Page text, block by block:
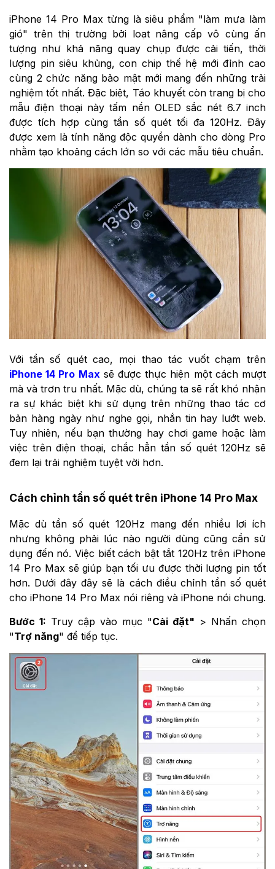
iPhone 14 Pro Max từng là siêu phẩm "làm mưa làm
gió" trên thị trường bởi loạt nâng cấp vô cùng ấn
tượng như khả năng quay chụp được cải tiến, thời
lượng pin siêu khủng, con chip thế hệ mới đỉnh cao
cùng 2 chức năng bảo mật mới mang đến những trải
nghiệm tốt nhất. Đặc biệt, Táo khuyết còn trang bị cho
mẫu điện thoại này tấm nền OLED sắc nét 6.7 inch
được tích hợp cùng tần số quét tối đa 120Hz. Đây
được xem là tính năng độc quyền dành cho dòng Pro
nhằm tạo khoảng cách lớn so với các mẫu tiêu chuẩn.
Với tần số quét cao, mọi thao tác vuốt chạm trên
iPhone 14 Pro Maxsẽ được thực hiện một cách mượt
mà và trơn tru nhất. Mặc dù, chúng ta sẽ rất khó nhận
ra sự khác biệt khi sử dụng trên những thao tác cơ
bản hàng ngày như nghe gọi, nhắn tin hay lướt web.
Tuy nhiên, nếu bạn thường hay chơi game hoặc làm
việc trên điện thoại, chắc hẳn tần số quét 120Hz sẽ
đem lại trải nghiệm tuyệt vời hơn.
Cách chỉnh tần số quét trên iPhone 14 Pro Max
Mặc dù tần số quét 120Hz mang đến nhiều lợi ích
nhưng không phải lúc nào người dùng cũng cần sử
dụng đến nó. Việc biết cách bật tắt 120Hz trên iPhone
14 Pro Max sẽ giúp bạn tối ưu được thời lượng pin tốt
hơn. Dưới đây đây sẽ là cách điều chỉnh tần số quét
cho iPhone 14 Pro Max nói riêng và iPhone nói chung.
Bước 1: Truy cập vào mục "Cài đặt" > Nhấn chọn
"Trợ năng" để tiếp tục.